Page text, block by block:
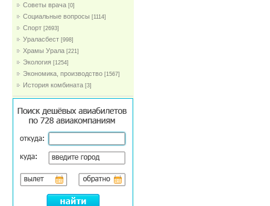
Советы врача [0]
Социальные вопросы [1114]
Спорт [2693]
Ураласбест [998]
Храмы Урала [221]
Экология [1254]
Экономика, производство [1567]
История комбината [3]